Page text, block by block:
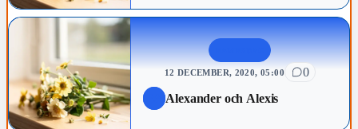
12 DECEMBER, 2020, 05:00
0
Alexander och Alexis